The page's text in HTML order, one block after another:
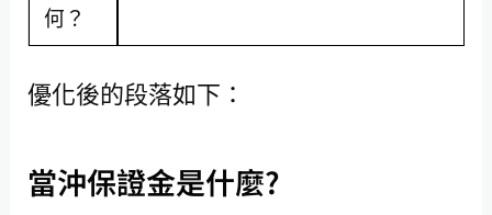
何？
優化後的段落如下：
當沖保證金是什麼?